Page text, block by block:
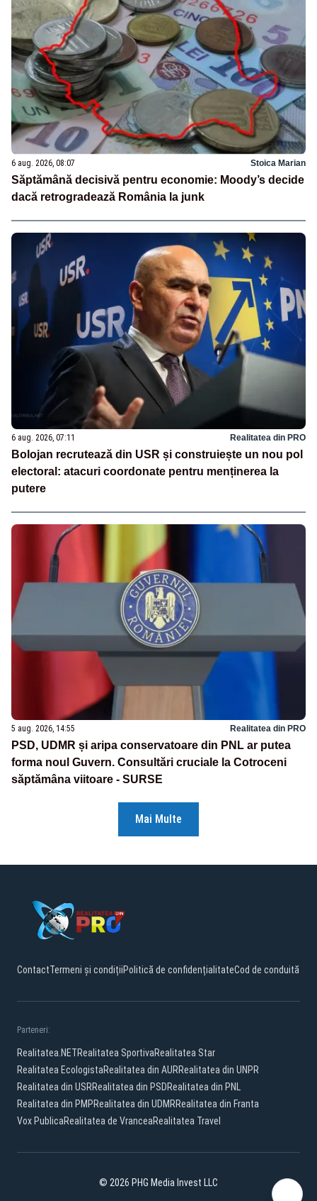
6 aug. 2026, 08:07 Stoica Marian
Săptămână decisivă pentru economie: Moody’s decide
dacă retrogradează România la junk
6 aug. 2026, 07:11 Realitatea din PRO
Bolojan recrutează din USR și construiește un nou pol
electoral: atacuri coordonate pentru menținerea la
putere
5 aug. 2026, 14:55 Realitatea din PRO
PSD, UDMR și aripa conservatoare din PNL ar putea
forma noul Guvern. Consultări cruciale la Cotroceni
săptămâna viitoare - SURSE
Mai Multe
ContactTermeni și condițiiPolitică de confidențialitateCod de conduită
Parteneri:
Realitatea.NETRealitatea SportivaRealitatea Star
Realitatea EcologistaRealitatea din AURRealitatea din UNPR
Realitatea din USRRealitatea din PSDRealitatea din PNL
Realitatea din PMPRealitatea din UDMRRealitatea din Franta
Vox PublicaRealitatea de VranceaRealitatea Travel
© 2026 PHG Media Invest LLC